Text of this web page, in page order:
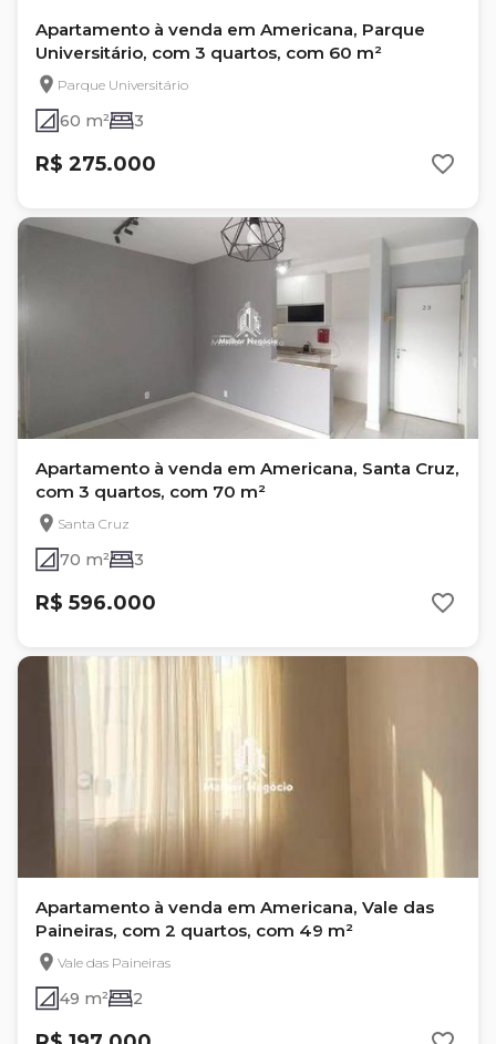
Apartamento à venda em Americana, Parque
Universitário, com 3 quartos, com 60 m²
Parque Universitário
60 m² 3
R$ 275.000
Apartamento à venda em Americana, Santa Cruz,
com 3 quartos, com 70 m²
Santa Cruz
70 m² 3
R$ 596.000
Apartamento à venda em Americana, Vale das
Paineiras, com 2 quartos, com 49 m²
Vale das Paineiras
49 m² 2